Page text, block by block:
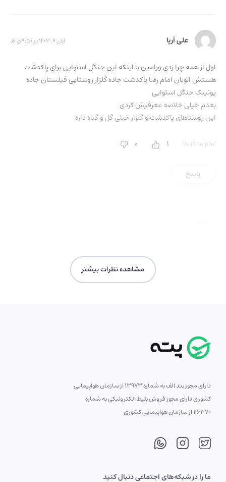
علی آریا آبان 9, 1403 در 9:50 ق.ظ
اول از همه چرا زدی ورامین با اینکه این جنگل استوایی برای پاکدشت
هستش اتوبان امام رضا پاکدشت جاده گلزار روستایی فیلستان جاده
پونینک جنگل استوایی
بعدم خیلی خلاصه معرفیش کردی
این روستاهای پاکدشت و گلزار خیلی‌ گل و گیاه داره
is it helpful?
1
0
پاسخ
ممنونیم از ثبت نظر و همراهی شما.
عباسعلی مرندی
جنگل شیان مکان همیشه تفریح ماست
شهرداری زحمت زیادی کشیده
مردم هم برای بهداشت این مکان اهمیت بدهند
بعضی گیاهان و درختان تحقیقات می کنم
مشاهده نظرات بیشتر
دارای مجوز بند الف به شماره 13973 از سازمان هواپیمایی
کشوری دارای مجوز فروش بلیط الکترونیکی به شماره
26370 از سازمان هواپیمایی کشوری
ما را در شبکه‌های اجتماعی دنبال کنید